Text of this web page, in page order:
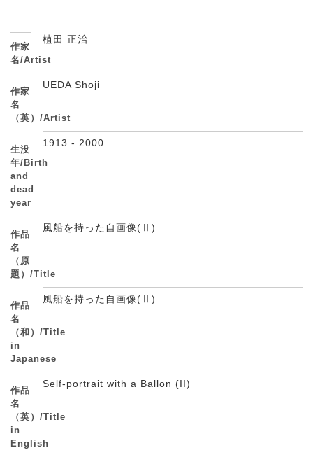
作家
名/Artist
植田 正治
作家
名
（英）/Artist
UEDA Shoji
生没
年/Birth
and
dead
year
1913 - 2000
作品
名
（原
題）/Title
風船を持った自画像(Ⅱ)
作品
名
（和）/Title
in
Japanese
風船を持った自画像(Ⅱ)
作品
名
（英）/Title
in
English
Self-portrait with a Ballon (II)